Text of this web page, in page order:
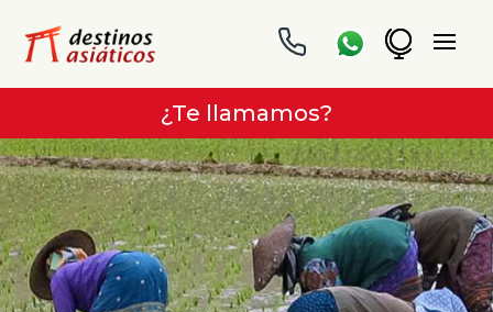
¿Te llamamos?